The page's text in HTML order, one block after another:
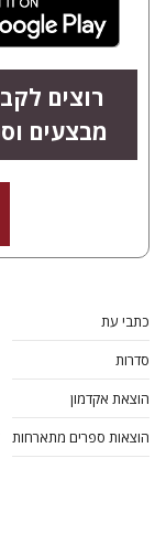
רוצים
מבצעים
כתבי עת
סדרות
הוצאת אקדמון
הוצאות ספרים מתארחות